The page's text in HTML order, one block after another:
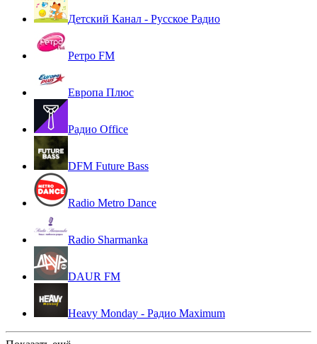
Детский Канал - Русское Радио
Ретро FM
Европа Плюс
Радио Office
DFM Future Bass
Radio Metro Dance
Radio Sharmanka
DAUR FM
Heavy Monday - Радио Maximum